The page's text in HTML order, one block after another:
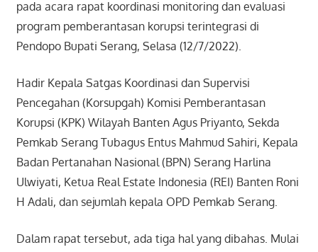
pada acara rapat koordinasi monitoring dan evaluasi
program pemberantasan korupsi terintegrasi di
Pendopo Bupati Serang, Selasa (12/7/2022).
Hadir Kepala Satgas Koordinasi dan Supervisi
Pencegahan (Korsupgah) Komisi Pemberantasan
Korupsi (KPK) Wilayah Banten Agus Priyanto, Sekda
Pemkab Serang Tubagus Entus Mahmud Sahiri, Kepala
Badan Pertanahan Nasional (BPN) Serang Harlina
Ulwiyati, Ketua Real Estate Indonesia (REI) Banten Roni
H Adali, dan sejumlah kepala OPD Pemkab Serang.
Dalam rapat tersebut, ada tiga hal yang dibahas. Mulai